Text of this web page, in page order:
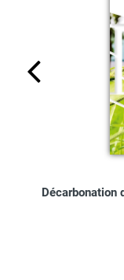
Décarbonation